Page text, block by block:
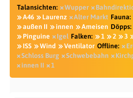
Talansichten: Wupper
A46
Laurenz Alter Markt Fauna:
außen II
innen Ameisen Döpps:
Pinguine
Igel Falken: 1 2 3
ISS
Wind Ventilator Offline:
Schloss Burg
Schwebebahn
innen II
1